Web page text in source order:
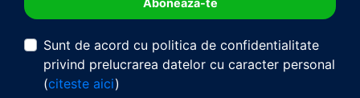
Sunt de acord cu politica de confidentialitate
privind prelucrarea datelor cu caracter personal
(citeste aici)